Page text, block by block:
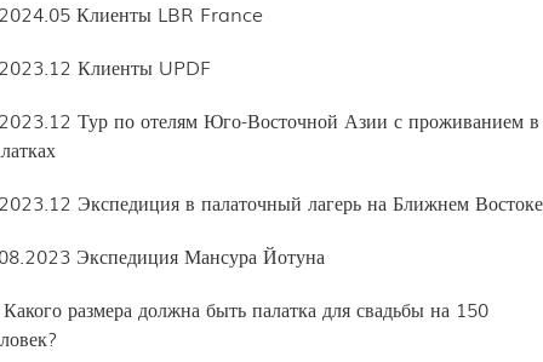
Клиенты LBR France
Клиенты UPDF
Тур по отелям Юго-Восточной Азии с проживанием в
Экспедиция в палаточный лагерь на Ближнем Востоке
Экспедиция Мансура Йотуна
размера должна быть палатка для свадьбы на 150